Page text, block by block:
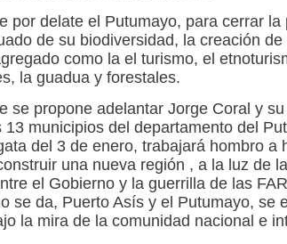
por delate el Putumayo, para cerrar la
de su biodiversidad, la creación
como la el turismo, el
la guadua y forestales.
se propone adelantar Jorge Coral y
13 municipios del departamento del
del 3 de enero, trabajará hombro a
una nueva región , a la luz de
el Gobierno y la guerrilla de las
se da, Puerto Asís y el Putumayo, se
la mira de la comunidad nacional e